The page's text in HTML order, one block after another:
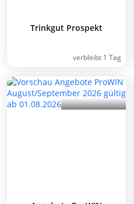
Trinkgut Prospekt
verbleibt 1 Tag